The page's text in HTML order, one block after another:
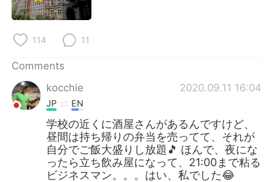
Français
日本語
Русский
Indonesia
Türkçe Tiếng Việt
Português
114 11
Comments
kocchie
2020.09.11 16:04
JP EN
学校の近くに酒屋さんがあるんですけど、
昼間は持ち帰りの弁当を売ってて、それが
自分でご飯大盛りし放題🎵 ほんで、夜にな
ったら立ち飲み屋になって、21:00まで粘る
ビジネスマン。。。はい、私でした😂